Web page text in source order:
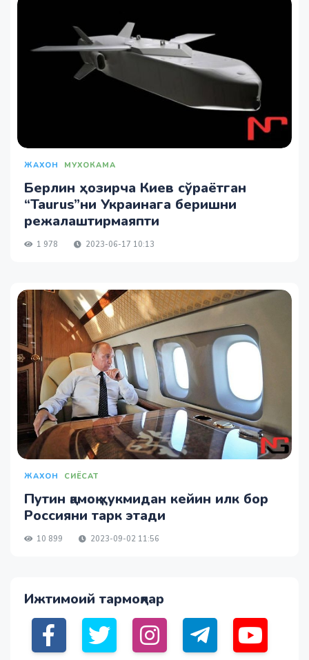
ЖАХОН МУХОКАМА
Берлин ҳозирча Киев сўраётган
“Taurus”ни Украинага беришни
режалаштирмаяпти
1 978 2023-06-17 10:13
ЖАХОН СИЁСАТ
Путин қамоқ ҳукмидан кейин илк бор
Россияни тарк этади
10 899 2023-09-02 11:56
Ижтимоий тармоқлар